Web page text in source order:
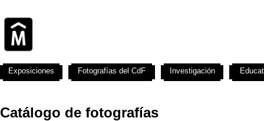
Catálogo de fotografías
Exposiciones Fotografías del CdF Investigación